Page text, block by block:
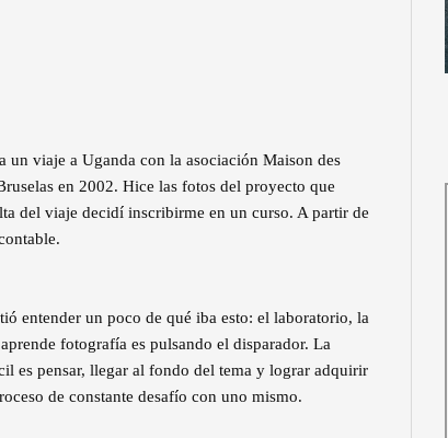
un viaje a Uganda con la asociación Maison des
en 2002. Hice las fotos del proyecto que
del viaje decidí inscribirme en un curso. A partir de
entender un poco de qué iba esto: el laboratorio, la
fotografía es pulsando el disparador. La
es pensar, llegar al fondo del tema y lograr adquirir
de constante desafío con uno mismo.